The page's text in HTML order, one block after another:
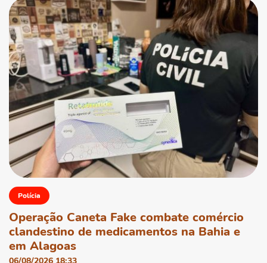
Polícia
Operação Caneta Fake combate comércio
clandestino de medicamentos na Bahia e
em Alagoas
06/08/2026 18:33